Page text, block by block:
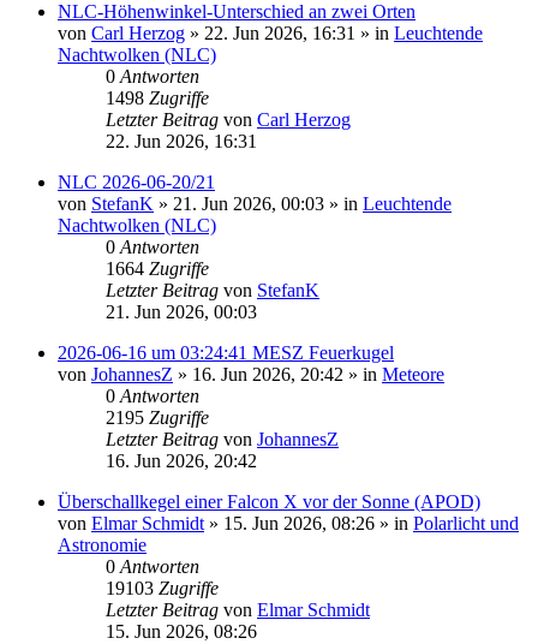
NLC-Höhenwinkel-Unterschied an zwei Orten
von Carl Herzog » 22. Jun 2026, 16:31 » in Leuchtende
Nachtwolken (NLC)
0 Antworten
1498 Zugriffe
Letzter Beitrag von Carl Herzog
22. Jun 2026, 16:31
NLC 2026-06-20/21
von StefanK » 21. Jun 2026, 00:03 » in Leuchtende
Nachtwolken (NLC)
0 Antworten
1664 Zugriffe
Letzter Beitrag von StefanK
21. Jun 2026, 00:03
2026-06-16 um 03:24:41 MESZ Feuerkugel
von JohannesZ » 16. Jun 2026, 20:42 » in Meteore
0 Antworten
2195 Zugriffe
Letzter Beitrag von JohannesZ
16. Jun 2026, 20:42
Überschallkegel einer Falcon X vor der Sonne (APOD)
von Elmar Schmidt » 15. Jun 2026, 08:26 » in Polarlicht und
Astronomie
0 Antworten
19103 Zugriffe
Letzter Beitrag von Elmar Schmidt
15. Jun 2026, 08:26